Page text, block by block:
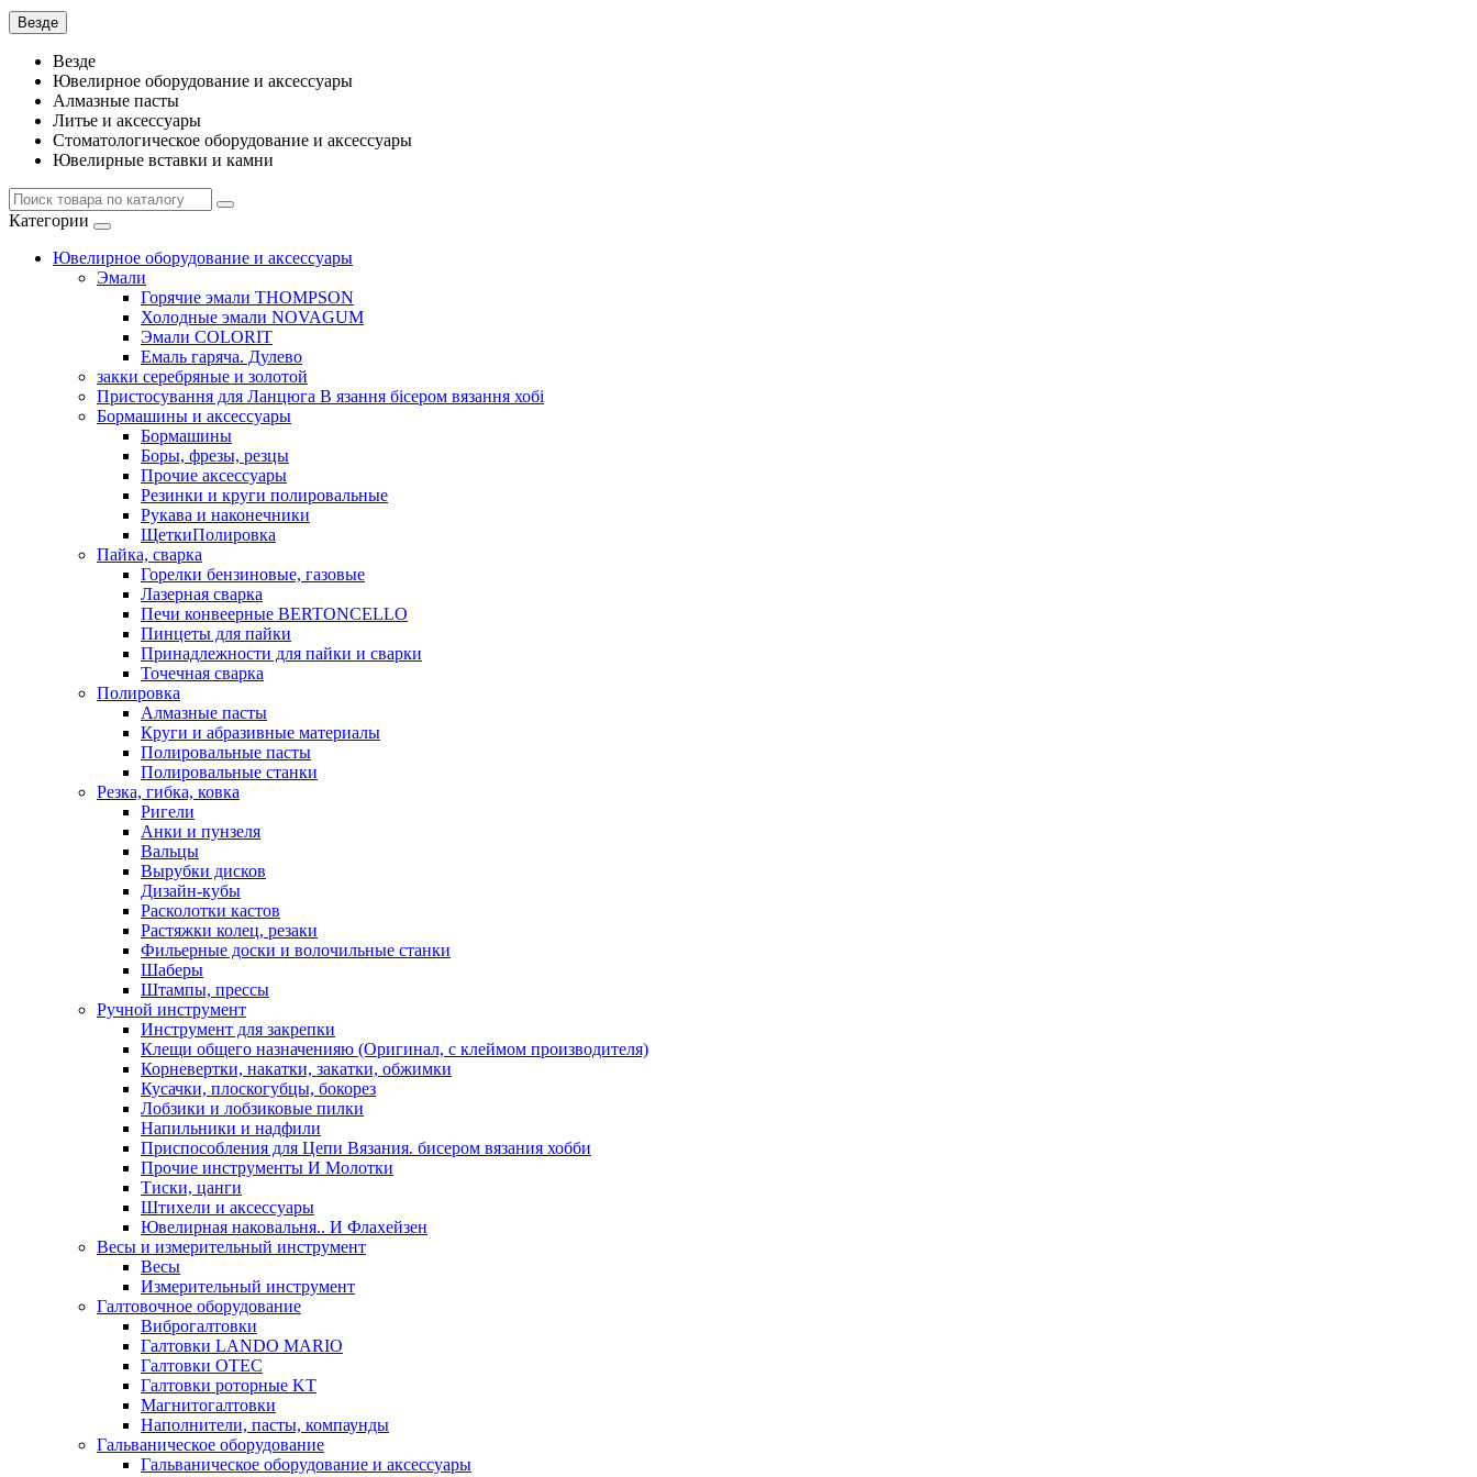
Везде
Везде
Ювелирное оборудование и аксессуары
Алмазные пасты
Литье и аксессуары
Стоматологическое оборудование и аксессуары
Ювелирные вставки и камни
Категории
Ювелирное оборудование и аксессуары
Эмали
Горячие эмали THOMPSON
Холодные эмали NOVAGUM
Эмали COLORIT
Емаль гаряча. Дулево
закки серебряные и золотой
Пристосування для Ланцюга В язання бісером вязання хобі
Бормашины и аксессуары
Бормашины
Боры, фрезы, резцы
Прочие аксессуары
Резинки и круги полировальные
Рукава и наконечники
ЩеткиПолировка
Пайка, сварка
Горелки бензиновые, газовые
Лазерная сварка
Печи конвеерные BERTONCELLO
Пинцеты для пайки
Принадлежности для пайки и сварки
Точечная сварка
Полировка
Алмазные пасты
Круги и абразивные материалы
Полировальные пасты
Полировальные станки
Резка, гибка, ковка
Ригели
Анки и пунзеля
Вальцы
Вырубки дисков
Дизайн-кубы
Расколотки кастов
Растяжки колец, резаки
Фильерные доски и волочильные станки
Шаберы
Штампы, прессы
Ручной инструмент
Инструмент для закрепки
Клещи общего назначенияю (Оригинал, с клеймом производителя)
Корневертки, накатки, закатки, обжимки
Кусачки, плоскогубцы, бокорез
Лобзики и лобзиковые пилки
Напильники и надфили
Приспособления для Цепи Вязания. бисером вязания хобби
Прочие инструменты И Молотки
Тиски, цанги
Штихели и аксессуары
Ювелирная наковальня.. И Флахейзен
Весы и измерительный инструмент
Весы
Измерительный инструмент
Галтовочное оборудование
Виброгалтовки
Галтовки LANDO MARIO
Галтовки OTEC
Галтовки роторные KT
Магнитогалтовки
Наполнители, пасты, компаунды
Гальваническое оборудование
Гальваническое оборудование и аксессуары